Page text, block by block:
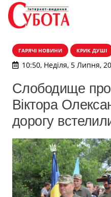
ГАРЯЧІ НОВИНИ КРИК ДУШІ
10:50, Неділя, 5 Липня,
Слободище
Віктора
дорогу